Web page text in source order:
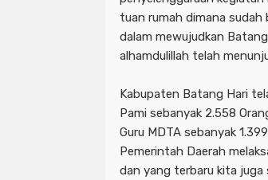
tuan rumah dimana sudah
dalam mewujudkan
alhamdulillah telah
Kabupaten Batang Hari
Pami sebanyak 2.558
Guru MDTA sebanyak
Pemerintah Daerah
dan yang terbaru kita juga